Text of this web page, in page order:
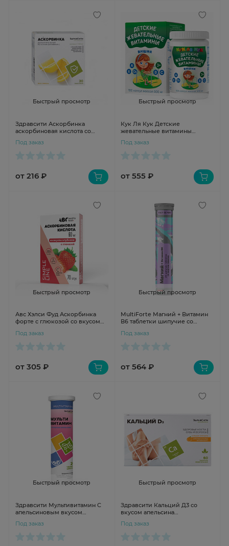
Быстрый просмотр
Здравсити Аскорбинка
аскорбиновая кислота со
пакетах 500мг №30
Под заказ
от 216 ₽
Быстрый просмотр
Кук Ля Кук Детские
жевательные витамины
500мг N100 3+
Под заказ
от 555 ₽
Быстрый просмотр
Авс Хэлси Фуд Аскорбинка
форте с глюкозой со вкусом
Под заказ
от 305 ₽
Быстрый просмотр
MultiForte Магний + Витамин
В6 таблетки шипучие со
Под заказ
от 564 ₽
Быстрый просмотр
Здравсити Мультивитамин С
апельсиновым вкусом
Под заказ
Быстрый просмотр
Здравсити Кальций Д3 со
вкусом апельсина
№60
Под заказ